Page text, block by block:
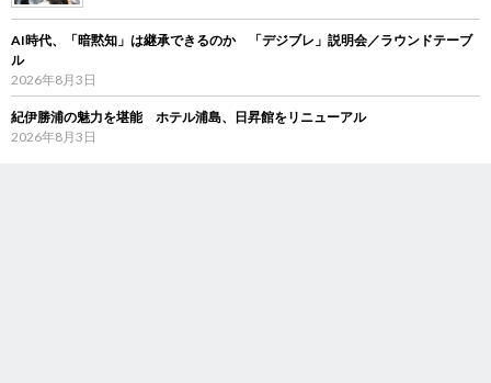
AI時代、「暗黙知」は継承できるのか 「デジブレ」説明会／ラウンドテーブ
ル
2026年8月3日
紀伊勝浦の魅力を堪能 ホテル浦島、日昇館をリニューアル
2026年8月3日